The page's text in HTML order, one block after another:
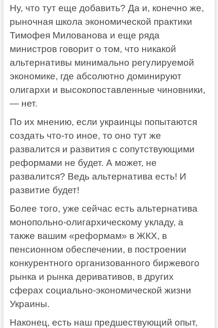
Ну, что тут еще добавить? Да и, конечно же,
рыночная школа экономической практики
Тимофея Милованова и еще ряда
министров говорит о том, что никакой
альтернативы минимально регулируемой
экономике, где абсолютно доминируют
олигархи и высокопоставленные чиновники,
— нет.
По их мнению, если украинцы попытаются
создать что-то иное, то оно тут же
развалится и развития с сопутствующими
реформами не будет. А может, не
развалится? Ведь альтернатива есть! И
развитие будет!
Более того, уже сейчас есть альтернатива
монопольно-олигархическому укладу, а
также вашим «реформам» в ЖКХ, в
пенсионном обеспечении, в построении
конкурентного организованного биржевого
рынка и рынка деривативов, в других
сферах социально-экономической жизни
Украины.
Наконец, есть наш предшествующий опыт,